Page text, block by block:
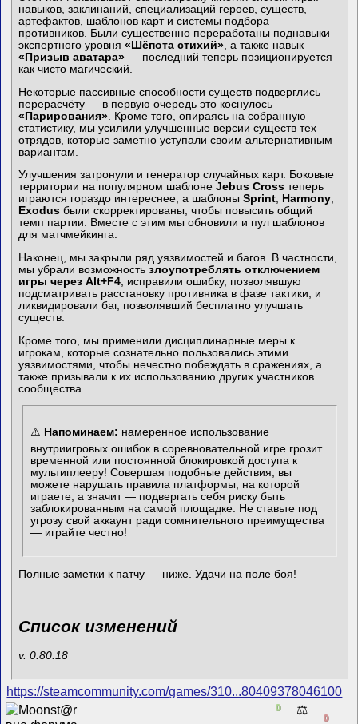
навыков, заклинаний, специализаций героев, существ,
артефактов, шаблонов карт и системы подбора
противников. Были существенно переработаны поднавыки
экспертного уровня«Шёпота стихий», а также навык
«Призыв аватара» — последний теперь позиционируется
как чисто магический.
Некоторые пассивные способности существ подверглись
перерасчёту — в первую очередь это коснулось
«Парирования» . Кроме того, опираясь на собранную
статистику, мы усилили улучшенные версии существ тех
отрядов, которые заметно уступали своим альтернативным
вариантам.
Улучшения затронули и генератор случайных карт. Боковые
территории на популярном шаблонеJebus Cross теперь
играются гораздо интереснее, а шаблоныSprint, Harmony,
Exodus были скорректированы, чтобы повысить общий
темп партии. Вместе с этим мы обновили и пул шаблонов
для матчмейкинга.
Наконец, мы закрыли ряд уязвимостей и багов. В частности,
мы убрали возможностьзлоупотреблять отключением
игры через Alt+F4 , исправили ошибку, позволявшую
подсматривать расстановку противника в фазе тактики, и
ликвидировали баг, позволявший бесплатно улучшать
существ.
Кроме того, мы применили дисциплинарные меры к
игрокам, которые сознательно пользовались этими
уязвимостями, чтобы нечестно побеждать в сражениях, а
также призывали к их использованию других участников
сообщества.
⚠️ Напоминаем: намеренное использование
внутриигровых ошибок в соревновательной игре грозит
временной или постоянной блокировкой доступа к
мультиплееру! Совершая подобные действия, вы
можете нарушать правила платформы, на которой
играете, а значит — подвергать себя риску быть
заблокированным на самой площадке. Не ставьте под
угрозу свой аккаунт ради сомнительного преимущества
— играйте честно!
Полные заметки к патчу — ниже. Удачи на поле боя!
Список изменений
v. 0.80.18
https://steamcommunity.com/games/310...80409378046100
0 ⚖️
0